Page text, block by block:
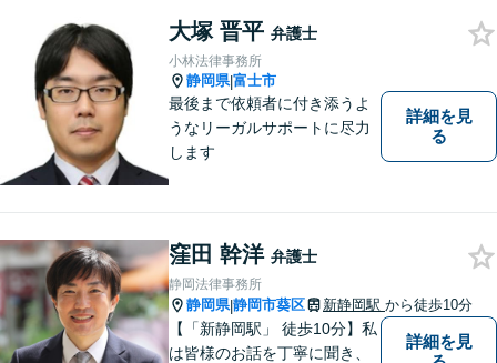
す。法人・個人事業主の事業
再建・債務整理の問題解決に
自信があります。
大塚 晋平 弁護士
小林法律事務所
静岡県|富士市
最後まで依頼者に付き添うよ
うなリーガルサポートに尽力
します
詳細を見
る
窪田 幹洋 弁護士
静岡法律事務所
静岡県|静岡市葵区 新静岡駅 から徒歩10分
【「新静岡駅」 徒歩10分】私
は皆様のお話を丁寧に聞き、
詳細を見